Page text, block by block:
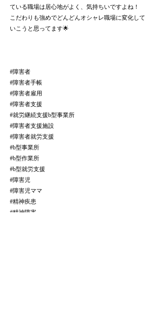
ている職場は居心地がよく、気持ちいですよね！
こだわりも強めでどんどんオシャレ職場に変化して
いこうと思ってます🌟
#障害者
#障害者手帳
#障害者雇用
#障害者支援
#就労継続支援b型事業所
#障害者支援施設
#障害者就労支援
#b型事業所
#b型作業所
#b型就労支援
#障害児
#障害児ママ
#精神疾患
#精神障害